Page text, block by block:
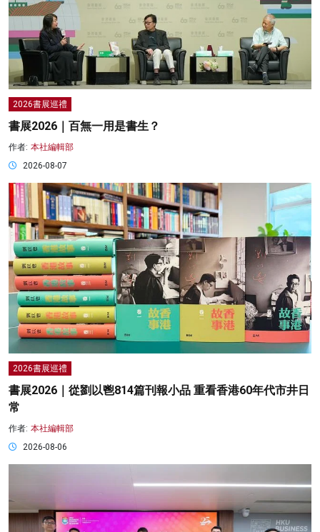
2026書展巡禮
書展2026｜百無一用是書生？
作者: 本社編輯部
2026-08-07
2026書展巡禮
書展2026｜從劉以鬯814篇刊報小品 重看香港60年代市井日
常
作者: 本社編輯部
2026-08-06